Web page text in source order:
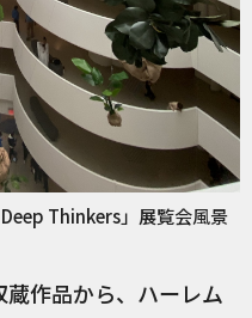
Thinkers」展覧会風景
作品から、ハーレム